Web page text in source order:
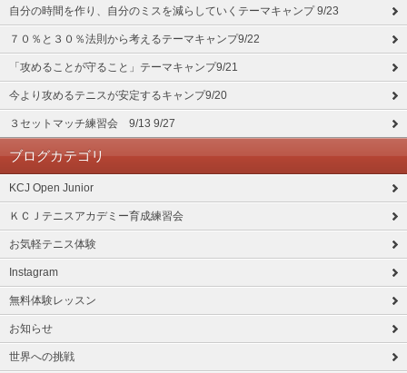
自分の時間を作り、自分のミスを減らしていくテーマキャンプ 9/23
７０％と３０％法則から考えるテーマキャンプ9/22
「攻めることが守ること」テーマキャンプ9/21
今より攻めるテニスが安定するキャンプ9/20
３セットマッチ練習会 9/13 9/27
ブログカテゴリ
KCJ Open Junior
ＫＣＪテニスアカデミー育成練習会
お気軽テニス体験
Instagram
無料体験レッスン
お知らせ
世界への挑戦